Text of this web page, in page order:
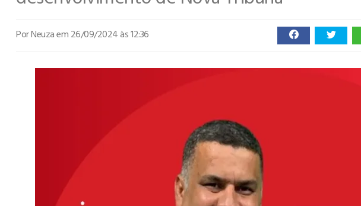
Por Neuzaem 26/09/2024 às 12:36